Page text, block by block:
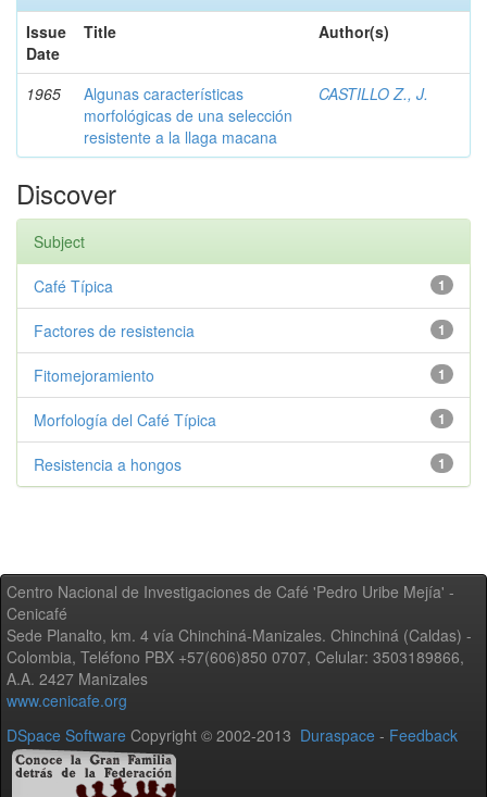
Issue
Date
Title Author(s)
1965
Algunas características
morfológicas de una selección
resistente a la llaga macana
CASTILLO Z., J.
Discover
Subject
1
Café Típica
1
Factores de resistencia
1
Fitomejoramiento
1
Morfología del Café Típica
1
Resistencia a hongos
Centro Nacional de Investigaciones de Café 'Pedro Uribe Mejía' -
Cenicafé
Sede Planalto, km. 4 vía Chinchiná-Manizales. Chinchiná (Caldas) -
Colombia, Teléfono PBX +57(606)850 0707, Celular: 3503189866,
A.A. 2427 Manizales
www.cenicafe.org
DSpace Software Copyright © 2002-2013 Duraspace - Feedback